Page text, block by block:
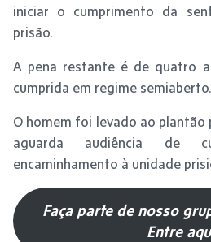
iniciar o cumprimento da
prisão.
A pena restante é de quatro
cumprida em regime semiaberto.
O homem foi levado ao plantão
aguarda audiência de
encaminhamento à unidade
Faça parte de nosso
Entre